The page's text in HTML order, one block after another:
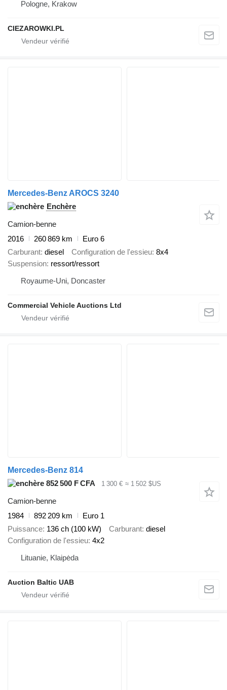
Pologne, Krakow
CIEZAROWKI.PL
Mercedes-Benz AROCS 3240
Enchère
Camion-benne
2016
260 869 km
Euro 6
Carburant diesel Configuration de l'essieu 8x4
Suspension ressort/ressort
Royaume-Uni, Doncaster
Commercial Vehicle Auctions Ltd
Mercedes-Benz 814
852 500 F CFA
1 300 € ≈ 1 502 $US
Camion-benne
1984
892 209 km
Euro 1
Puissance 136 ch (100 kW) Carburant diesel
Configuration de l'essieu 4x2
Lituanie, Klaipėda
Auction Baltic UAB